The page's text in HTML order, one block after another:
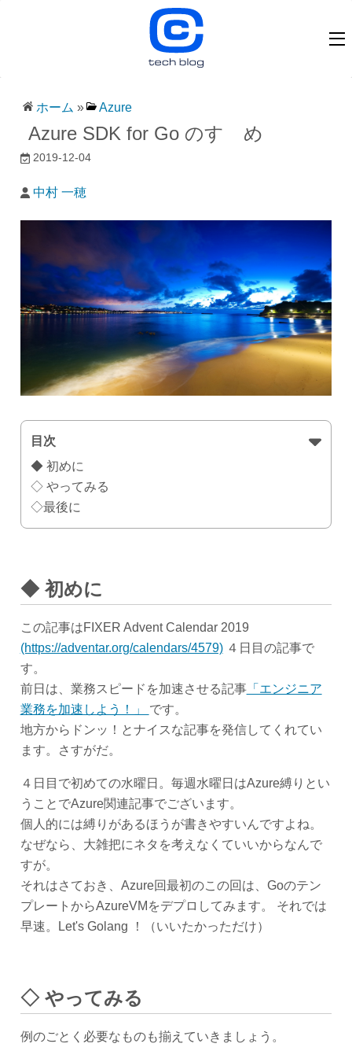
ホーム » Azure
Azure SDK for Go のすゝめ
2019-12-04
中村 一穂
目次
◆ 初めに
◇ やってみる
◇最後に
◆ 初めに
この記事はFIXER Advent Calendar 2019
(https://adventar.org/calendars/4579)４日目の記事で
す。
前日は、業務スピードを加速させる記事「エンジニア
業務を加速しよう！」 です。
地方からドンッ！とナイスな記事を発信してくれてい
ます。さすがだ。
４日目で初めての水曜日。毎週水曜日はAzure縛りとい
うことでAzure関連記事でございます。
個人的には縛りがあるほうが書きやすいんですよね。
なぜなら、大雑把にネタを考えなくていいからなんで
すが。
それはさておき、Azure回最初のこの回は、Goのテン
プレートからAzureVMをデプロしてみます。 それでは
早速。Let's Golang ！（いいたかっただけ）
◇ やってみる
例のごとく必要なものも揃えていきましょう。